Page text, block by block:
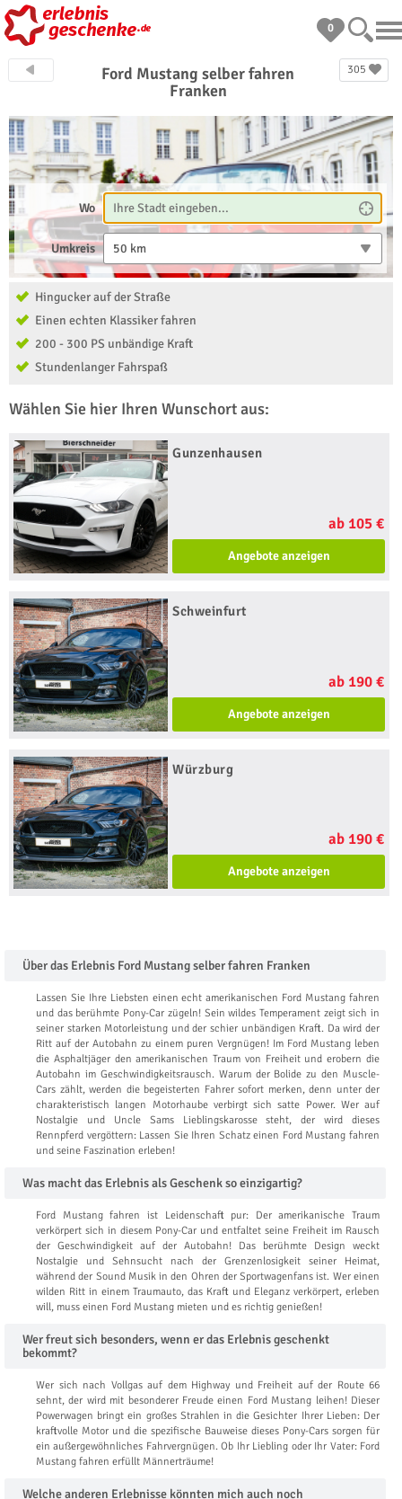
0
305
Ford Mustang selber fahren
Franken
Wo
Umkreis 50 km
Hingucker auf der Straße
Einen echten Klassiker fahren
200 - 300 PS unbändige Kraft
Stundenlanger Fahrspaß
Wählen Sie hier Ihren Wunschort aus:
Gunzenhausen
ab 105 €
Angebote anzeigen
Schweinfurt
ab 190 €
Angebote anzeigen
Würzburg
ab 190 €
Angebote anzeigen
Über das Erlebnis Ford Mustang selber fahren Franken
Lassen Sie Ihre Liebsten einen echt amerikanischen Ford Mustang fahren
und das berühmte Pony-Car zügeln! Sein wildes Temperament zeigt sich in
seiner starken Motorleistung und der schier unbändigen Kraft. Da wird der
Ritt auf der Autobahn zu einem puren Vergnügen! Im Ford Mustang leben
die Asphaltjäger den amerikanischen Traum von Freiheit und erobern die
Autobahn im Geschwindigkeitsrausch. Warum der Bolide zu den Muscle-
Cars zählt, werden die begeisterten Fahrer sofort merken, denn unter der
charakteristisch langen Motorhaube verbirgt sich satte Power. Wer auf
Nostalgie und Uncle Sams Lieblingskarosse steht, der wird dieses
Rennpferd vergöttern: Lassen Sie Ihren Schatz einen Ford Mustang fahren
und seine Faszination erleben!
Was macht das Erlebnis als Geschenk so einzigartig?
Ford Mustang fahren ist Leidenschaft pur: Der amerikanische Traum
verkörpert sich in diesem Pony-Car und entfaltet seine Freiheit im Rausch
der Geschwindigkeit auf der Autobahn! Das berühmte Design weckt
Nostalgie und Sehnsucht nach der Grenzenlosigkeit seiner Heimat,
während der Sound Musik in den Ohren der Sportwagenfans ist. Wer einen
wilden Ritt in einem Traumauto, das Kraft und Eleganz verkörpert, erleben
will, muss einen Ford Mustang mieten und es richtig genießen!
Wer freut sich besonders, wenn er das Erlebnis geschenkt
bekommt?
Wer sich nach Vollgas auf dem Highway und Freiheit auf der Route 66
sehnt, der wird mit besonderer Freude einen Ford Mustang leihen! Dieser
Powerwagen bringt ein großes Strahlen in die Gesichter Ihrer Lieben: Der
kraftvolle Motor und die spezifische Bauweise dieses Pony-Cars sorgen für
ein außergewöhnliches Fahrvergnügen. Ob Ihr Liebling oder Ihr Vater: Ford
Mustang fahren erfüllt Männerträume!
Welche anderen Erlebnisse könnten mich auch noch